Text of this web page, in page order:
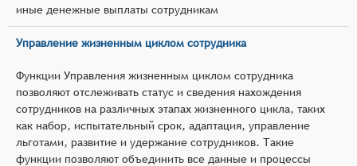
иные денежные выплаты сотрудникам
Управление жизненным циклом сотрудника
Функции Управления жизненным циклом сотрудника
позволяют отслеживать статус и сведения нахождения
сотрудников на различных этапах жизненного цикла, таких
как набор, испытательный срок, адаптация, управление
льготами, развитие и удержание сотрудников. Такие
функции позволяют объединить все данные и процессы